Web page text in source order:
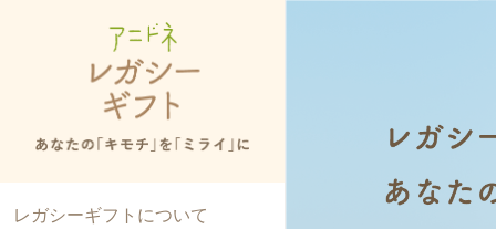
レガシーギフトについて
ぜレガシーギフトが必要？